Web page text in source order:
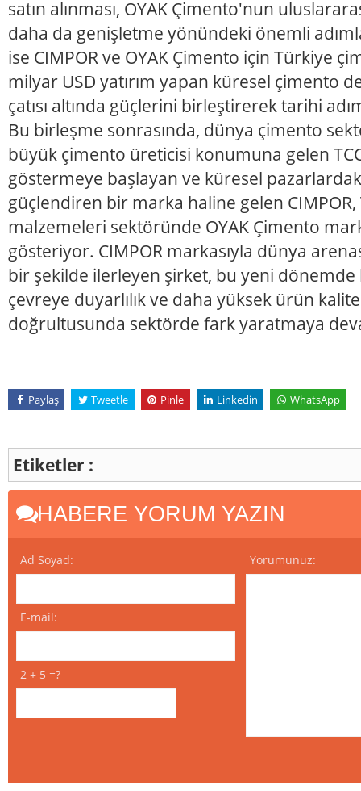
satın alınması, OYAK Çimento'nun
daha da genişletme yönündeki önemli
ise CIMPOR ve OYAK Çimento için Türkiye
milyar USD yatırım yapan küresel çimento
çatısı altında güçlerini birleştirerek tarihi
Bu birleşme sonrasında, dünya çimento
büyük çimento üreticisi konumuna gelen
göstermeye başlayan ve küresel
güçlendiren bir marka haline gelen CIMPOR,
malzemeleri sektöründe OYAK Çimento
gösteriyor. CIMPOR markasıyla dünya
bir şekilde ilerleyen şirket, bu yeni
çevreye duyarlılık ve daha yüksek ürün
doğrultusunda sektörde fark yaratmaya
Paylaş Tweetle Pinle Linkedin WhatsApp
Etiketler :
HABERE YORUM YAZIN
Ad Soyad:
E-mail:
2 + 5 =?
Yorumunuz: